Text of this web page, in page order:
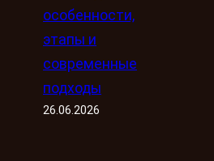
особенности,
этапы и
современные
подходы
26.06.2026